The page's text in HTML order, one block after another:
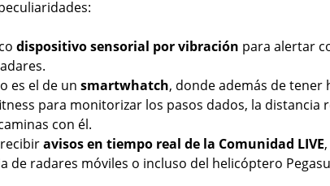
dispositivo sensorial por vibración para alertar
es el de un smartwhatch, donde además de tener
para monitorizar los pasos dados, la distancia
con él.
avisos en tiempo real de la Comunidad LIVE
de radares móviles o incluso del helicóptero